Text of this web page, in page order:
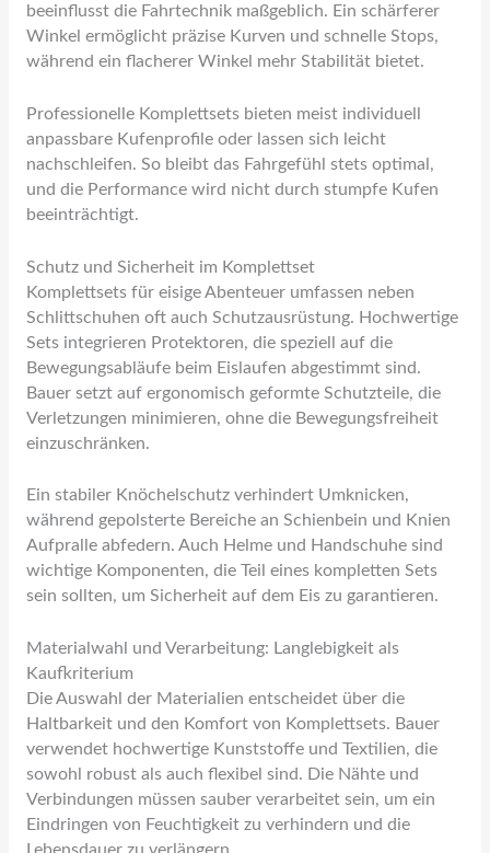
beeinflusst die Fahrtechnik maßgeblich. Ein schärferer
Winkel ermöglicht präzise Kurven und schnelle Stops,
während ein flacherer Winkel mehr Stabilität bietet.
Professionelle Komplettsets bieten meist individuell
anpassbare Kufenprofile oder lassen sich leicht
nachschleifen. So bleibt das Fahrgefühl stets optimal,
und die Performance wird nicht durch stumpfe Kufen
beeinträchtigt.
Schutz und Sicherheit im Komplettset
Komplettsets für eisige Abenteuer umfassen neben
Schlittschuhen oft auch Schutzausrüstung. Hochwertige
Sets integrieren Protektoren, die speziell auf die
Bewegungsabläufe beim Eislaufen abgestimmt sind.
Bauer setzt auf ergonomisch geformte Schutzteile, die
Verletzungen minimieren, ohne die Bewegungsfreiheit
einzuschränken.
Ein stabiler Knöchelschutz verhindert Umknicken,
während gepolsterte Bereiche an Schienbein und Knien
Aufpralle abfedern. Auch Helme und Handschuhe sind
wichtige Komponenten, die Teil eines kompletten Sets
sein sollten, um Sicherheit auf dem Eis zu garantieren.
Materialwahl und Verarbeitung: Langlebigkeit als
Kaufkriterium
Die Auswahl der Materialien entscheidet über die
Haltbarkeit und den Komfort von Komplettsets. Bauer
verwendet hochwertige Kunststoffe und Textilien, die
sowohl robust als auch flexibel sind. Die Nähte und
Verbindungen müssen sauber verarbeitet sein, um ein
Eindringen von Feuchtigkeit zu verhindern und die